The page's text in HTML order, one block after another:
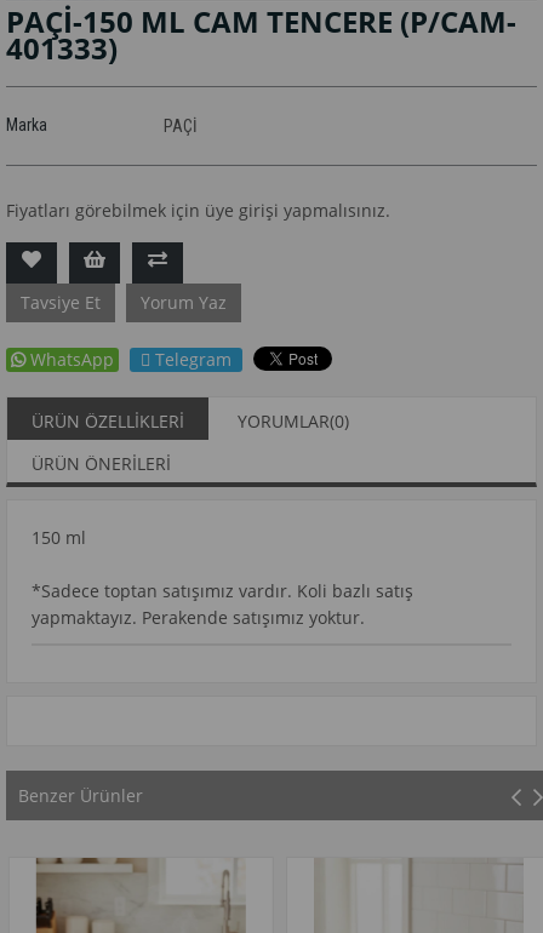
PAÇİ-150 ML CAM TENCERE (P/CAM-
401333)
Marka PAÇİ
Fiyatları görebilmek için üye girişi yapmalısınız.
Tavsiye Et Yorum Yaz
WhatsApp Telegram
ÜRÜN ÖZELLIKLERI YORUMLAR(0)
ÜRÜN ÖNERILERI
150 ml
*Sadece toptan satışımız vardır. Koli bazlı satış
yapmaktayız. Perakende satışımız yoktur.
Benzer Ürünler